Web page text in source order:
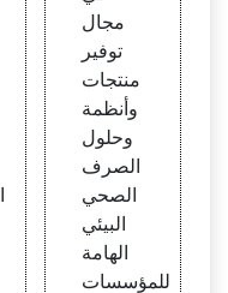
مجال
توفير
منتجات
وأنظمة
وحلول
الصرف
الصحي
البيئي
الهامة
للمؤسسات